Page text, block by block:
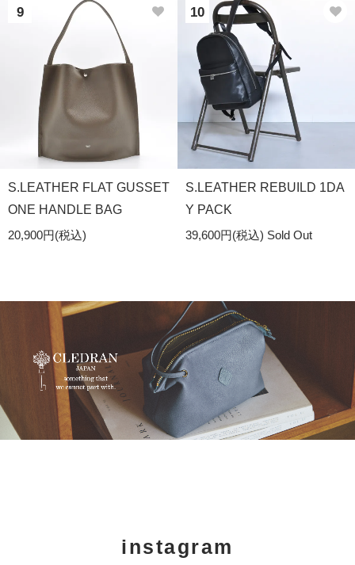
9
S.LEATHER FLAT GUSSET
ONE HANDLE BAG
20,900円(税込)
10
S.LEATHER REBUILD 1DA
Y PACK
39,600円(税込) Sold Out
instagram